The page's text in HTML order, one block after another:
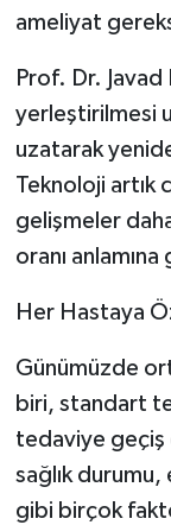
ameliyat
Prof. Dr.
yerleştirilmesi
uzatarak
Teknoloji artık
gelişmeler
oranı
Her Hastaya
Günümüzde
biri, standart
tedaviye geçiş
sağlık durumu,
gibi birçok